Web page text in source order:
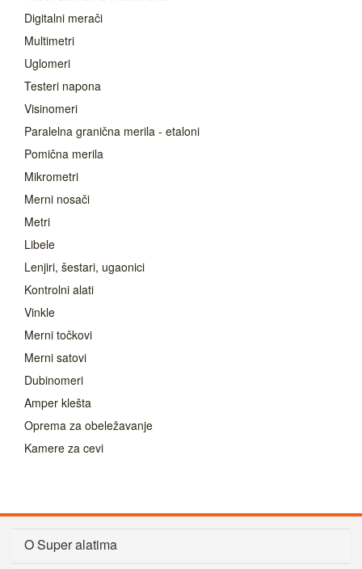
Digitalni merači
Multimetri
Uglomeri
Testeri napona
Visinomeri
Paralelna granična merila - etaloni
Pomična merila
Mikrometri
Merni nosači
Metri
Libele
Lenjiri, šestari, ugaonici
Kontrolni alati
Vinkle
Merni točkovi
Merni satovi
Dubinomeri
Amper klešta
Oprema za obeležavanje
Kamere za cevi
O Super alatima